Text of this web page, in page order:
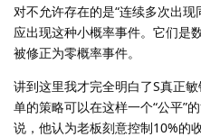
对不允许存在的是“连续多次出
应出现这种小概率事件。它们是
被修正为零概率事件。
讲到这里我才完全明白了S真正
单的策略可以在这样一个“公平”
说，他认为老板刻意控制10%的